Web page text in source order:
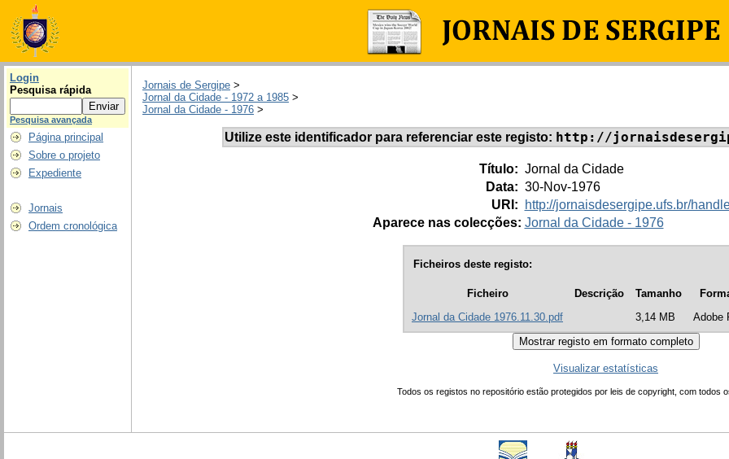
Login
Pesquisa rápida
Pesquisa avançada
Página principal
Sobre o projeto
Expediente
Jornais
Ordem cronológica
Jornais de Sergipe >
Jornal da Cidade - 1972 a 1985 >
Jornal da Cidade - 1976 >
Utilize este identificador para referenciar este registo: http://
Título: Jornal da Cidade
Data: 30-Nov-1976
URI:
http://jornaisdesergipe.ufs.br/
Aparece nas colecções: Jornal da Cidade - 1976
Ficheiros deste registo:
Ficheiro Descrição Tamanho
Jornal da Cidade 1976.11.30.pdf
3,14 MB Adobe
Visualizar estatísticas
Todos os registos no repositório estão protegidos por leis de copyright, com todos